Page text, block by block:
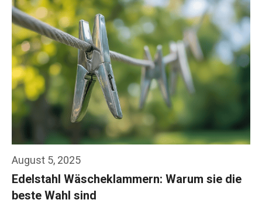
August 5, 2025
Edelstahl Wäscheklammern: Warum sie die
beste Wahl sind